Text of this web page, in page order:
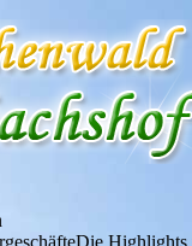
Die Highlights